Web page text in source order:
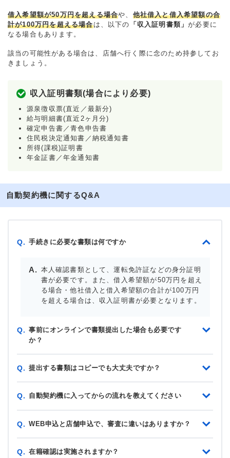
借入希望額が50万円を超える場合や、 他社借入と借入希望額の合
計が100万円を超える場合は、以下の 「収入証明書類」が必要に
なる場合もあります。
該当の可能性がある場合は、店舗へ行く際に念のため持参してお
きましょう。
収入証明書類(場合により必要)
源泉徴収票(直近／最新分)
給与明細書(直近2ヶ月分)
確定申告書／青色申告書
住民税決定通知書／納税通知書
所得(課税)証明書
年金証書／年金通知書
自動契約機に関するQ&A
Q. 手続きに必要な書類は何ですか
本人確認書類として、運転免許証などの身分証明
書が必要です。また、借入希望額が50万円を超え
る場合・他社借入と借入希望額の合計が100万円
を超える場合は、収入証明書が必要となります。
Q. 事前にオンラインで書類提出した場合も必要です
か？
Q. 提出する書類はコピーでも大丈夫ですか？
Q. 自動契約機に入ってからの流れを教えてください
Q. WEB申込と店舗申込で、審査に違いはありますか？
Q. 在籍確認は実施されますか？